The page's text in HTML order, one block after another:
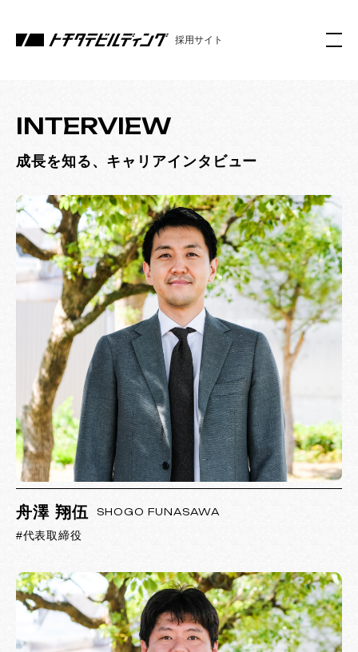
採用サイト
INTERVIEW
成長を知る、キャリアインタビュー
舟澤 翔伍 SHOGO FUNASAWA
#代表取締役